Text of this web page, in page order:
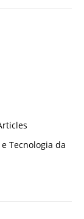
Tecnologia da